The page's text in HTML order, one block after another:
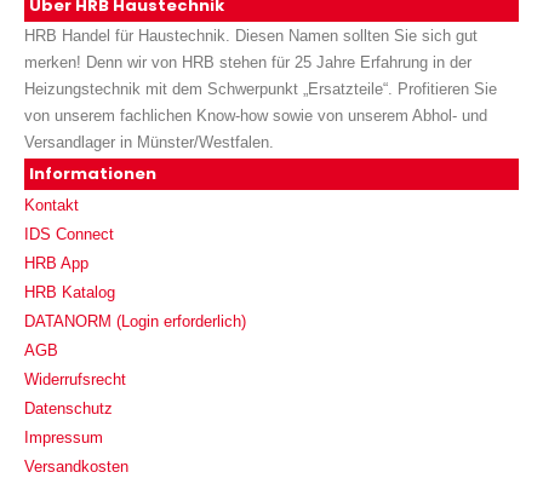
Über HRB Haustechnik
HRB Handel für Haustechnik. Diesen Namen sollten Sie sich gut
merken! Denn wir von HRB stehen für 25 Jahre Erfahrung in der
Heizungstechnik mit dem Schwerpunkt „Ersatzteile“. Profitieren Sie
von unserem fachlichen Know-how sowie von unserem Abhol- und
Versandlager in Münster/Westfalen.
Informationen
Kontakt
IDS Connect
HRB App
HRB Katalog
DATANORM (Login erforderlich)
AGB
Widerrufsrecht
Datenschutz
Impressum
Versandkosten